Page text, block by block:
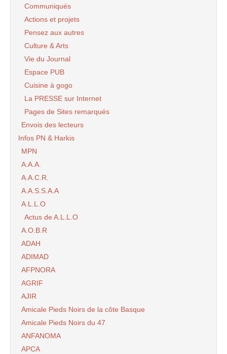
Communiqués
Actions et projets
Pensez aux autres
Culture & Arts
Vie du Journal
Espace PUB
Cuisine à gogo
La PRESSE sur Internet
Pages de Sites remarqués
Envois des lecteurs
Infos PN & Harkis
MPN
A.A.A.
A.A.C.R.
A.A.S.S.A.A
A.L.L.O
Actus de A.L.L.O
A.O.B.R
ADAH
ADIMAD
AFPNORA
AGRIF
AJIR
Amicale Pieds Noirs de la côte Basque
Amicale Pieds Noirs du 47
ANFANOMA
APCA